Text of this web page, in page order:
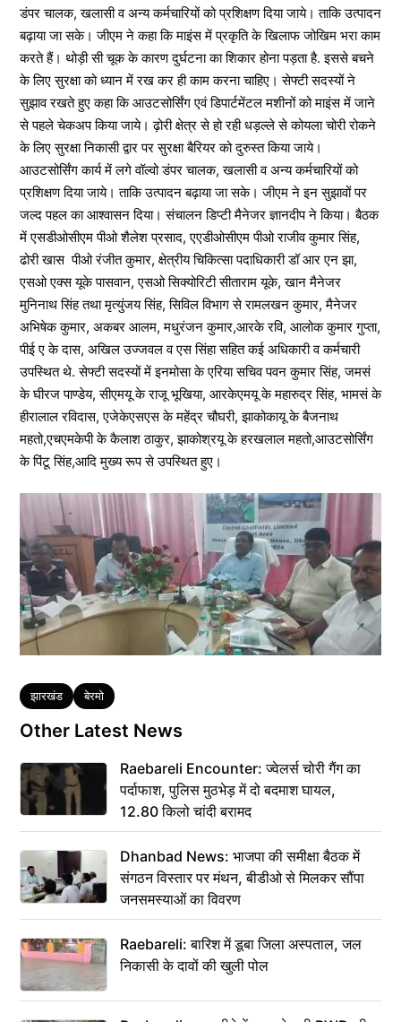
डंपर चालक, खलासी व अन्य कर्मचारियों को प्रशिक्षण दिया जाये। ताकि उत्पादन
बढ़ाया जा सके। जीएम ने कहा कि माइंस में प्रकृति के खिलाफ जोखिम भरा काम
करते हैं। थोड़ी सी चूक के कारण दुर्घटना का शिकार होना पड़ता है. इससे बचने
के लिए सुरक्षा को ध्यान में रख कर ही काम करना चाहिए। सेफ्टी सदस्यों ने
सुझाव रखते हुए कहा कि आउटसोर्सिंग एवं डिपार्टमेंटल मशीनों को माइंस में जाने
से पहले चेकअप किया जाये। ढ़ोरी क्षेत्र से हो रही धड़ल्ले से कोयला चोरी रोकने
के लिए सुरक्षा निकासी द्वार पर सुरक्षा बैरियर को दुरुस्त किया जाये।
आउटसोर्सिंग कार्य में लगे वॉल्वो डंपर चालक, खलासी व अन्य कर्मचारियों को
प्रशिक्षण दिया जाये। ताकि उत्पादन बढ़ाया जा सके। जीएम ने इन सुझावों पर
जल्द पहल का आश्वासन दिया। संचालन डिप्टी मैनेजर ज्ञानदीप ने किया। बैठक
में एसडीओसीएम पीओ शैलेश प्रसाद, एएडीओसीएम पीओ राजीव कुमार सिंह,
ढोरी खास पीओ रंजीत कुमार, क्षेत्रीय चिकित्सा पदाधिकारी डॉ आर एन झा,
एसओ एक्स यूके पासवान, एसओ सिक्योरिटी सीताराम यूके, खान मैनेजर
मुनिनाथ सिंह तथा मृत्युंजय सिंह, सिविल विभाग से रामलखन कुमार, मैनेजर
अभिषेक कुमार, अकबर आलम, मधुरंजन कुमार,आरके रवि, आलोक कुमार गुप्ता,
पीई ए के दास, अखिल उज्जवल व एस सिंहा सहित कई अधिकारी व कर्मचारी
उपस्थित थे. सेफ्टी सदस्यों में इनमोसा के एरिया सचिव पवन कुमार सिंह, जमसं
के घीरज पाण्डेय, सीएमयू के राजू भूखिया, आरकेएमयू के महारुद्र सिंह, भामसं के
हीरालाल रविदास, एजेकेएसएस के महेंद्र चौघरी, झाकोकायू के बैजनाथ
महतो,एचएमकेपी के कैलाश ठाकुर, झाकोश्रयू के हरखलाल महतो,आउटसोर्सिंग
के पिंटू सिंह,आदि मुख्य रूप से उपस्थित हुए।
Tags
झारखंड बेरमो
Other Latest News
Raebareli Encounter: ज्वेलर्स चोरी गैंग का
पर्दाफाश, पुलिस मुठभेड़ में दो बदमाश घायल,
12.80 किलो चांदी बरामद
Dhanbad News: भाजपा की समीक्षा बैठक में
संगठन विस्तार पर मंथन, बीडीओ से मिलकर सौंपा
जनसमस्याओं का विवरण
Raebareli: बारिश में डूबा जिला अस्पताल, जल
निकासी के दावों की खुली पोल